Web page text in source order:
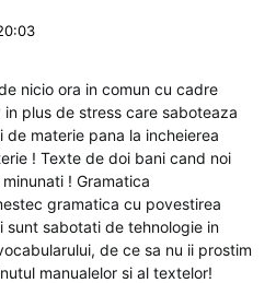
nicio ora in comun cu cadre
plus de stress care saboteaza
materie pana la incheierea
! Texte de doi bani cand noi
! Gramatica
gramatica cu povestirea
sunt sabotati de tehnologie in
de ce sa nu ii prostim
manualelor si al textelor!